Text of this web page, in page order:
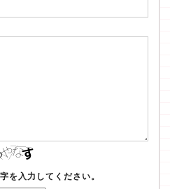
を入力してください。